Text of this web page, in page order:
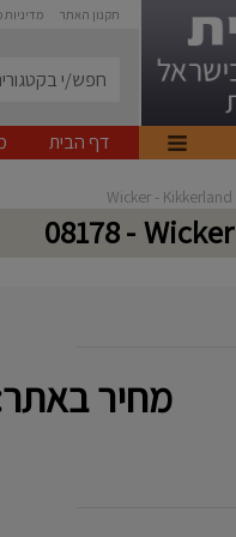
תקנון האתר
דף הבית
- 08178
מחיר